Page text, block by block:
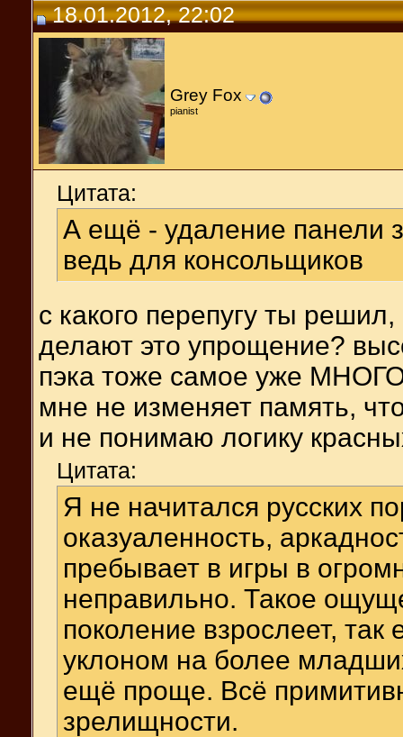
18.01.2012, 22:02
Grey Fox
pianist
Цитата:
А ещё - удаление панели
ведь для консольщиков
c какого перепугу ты
делают это упрощение?
пэка тоже самое уже
мне не изменяет память,
и не понимаю логику
Цитата:
Я не начитался русских
оказуаленность,
пребывает в игры в
неправильно. Такое
поколение взрослеет,
уклоном на более
ещё проще. Всё
зрелищности.